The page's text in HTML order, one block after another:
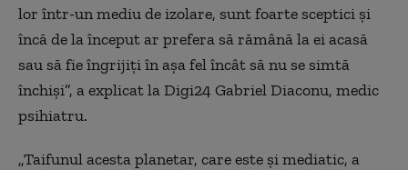
lor într-un mediu de izolare, sunt foarte sceptici și
încă de la început ar prefera să rămână la ei acasă
sau să fie îngrijiți în așa fel încât să nu se simtă
închiși”, a explicat la Digi24 Gabriel Diaconu, medic
psihiatru.
„Taifunul acesta planetar, care este și mediatic, a